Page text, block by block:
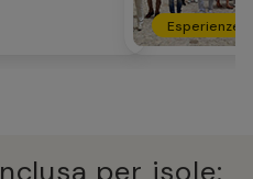
Esperienze
per isole: